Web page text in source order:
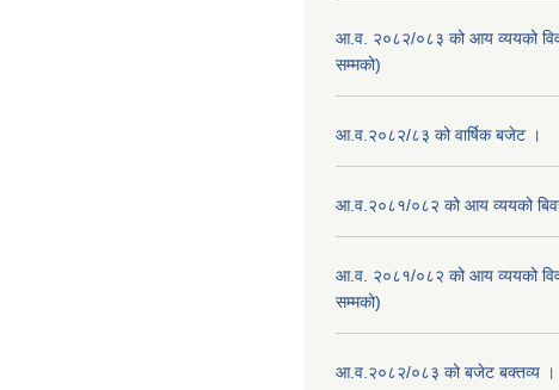
आ.व. २०८२/०८३ को आय व्ययको
सम्मको)
आ.व.२०८२/८३ को वार्षिक बजेट ।
आ.व.२०८१/०८२ को आय व्ययको
आ.व. २०८१/०८२ को आय व्ययको
सम्मको)
आ.व.२०८२/०८३ को बजेट बक्तव्य ।